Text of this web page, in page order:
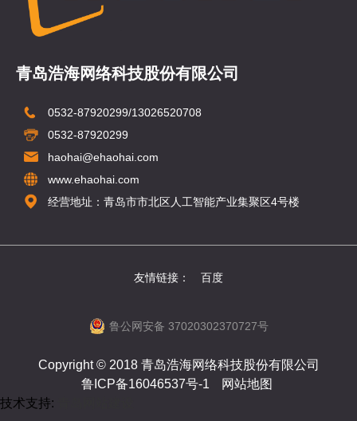
青岛浩海网络科技股份有限公司
0532-87920299/13026520708
0532-87920299
haohai@ehaohai.com
www.ehaohai.com
经营地址：青岛市市北区人工智能产业集聚区4号楼
友情链接： 百度
鲁公网安备 37020302370727号
Copyright © 2018 青岛浩海网络科技股份有限公司
鲁ICP备16046537号-1
网站地图
技术支持: